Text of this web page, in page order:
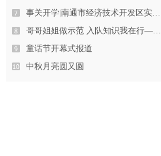
事关开学|南通市经济技术开发区实…
哥哥姐姐做示范 入队知识我在行—…
童话节开幕式报道
中秋月亮圆又圆